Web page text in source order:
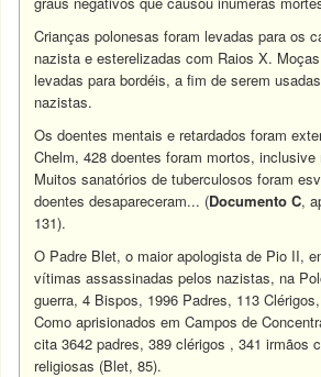
Crianças polonesas foram levadas para os
nazista e esterelizadas com Raios X.
levadas para bordéis, a fim de serem
nazistas.
Os doentes mentais e retardados foram
Chelm, 428 doentes foram mortos,
Muitos sanatórios de tuberculosos foram
doentes desapareceram... (Documento C,
131).
O Padre Blet, o maior apologista de Pio II,
vítimas assassinadas pelos nazistas, na
guerra, 4 Bispos, 1996 Padres, 113
Como aprisionados em Campos de
cita 3642 padres, 389 clérigos , 341 irmãos
religiosas (Blet, 85).